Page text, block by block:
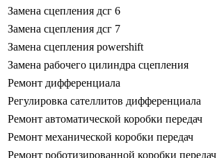
Замена сцепления дсг 6
Замена сцепления дсг 7
Замена сцепления powershift
Замена рабочего цилиндра сцепления
Ремонт дифференциала
Регулировка сателлитов дифференциала
Ремонт автоматической коробки передач
Ремонт механической коробки передач
Ремонт роботизированной коробки передач